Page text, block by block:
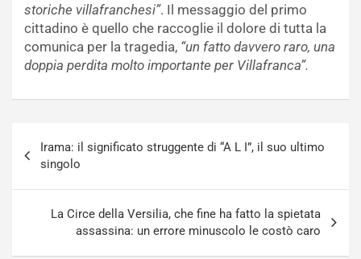
storiche villafranchesi”. Il messaggio del primo
cittadino è quello che raccoglie il dolore di tutta la
comunica per la tragedia, “un fatto davvero raro, una
doppia perdita molto importante per Villafranca”.
articoli
Irama: il significato struggente di “A L I”, il suo ultimo
singolo
La Circe della Versilia, che fine ha fatto la spietata
assassina: un errore minuscolo le costò caro